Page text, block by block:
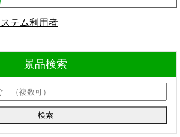
テム利用者
景品検索